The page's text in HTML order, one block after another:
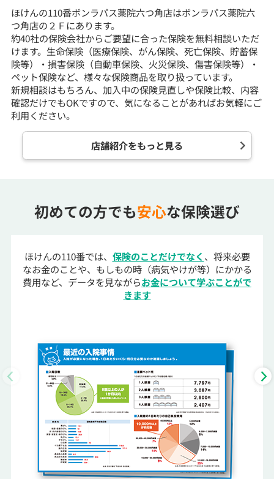
ほけんの110番ボンラパス薬院六つ角店はボンラパス薬院六
つ角店の２Ｆにあります。
約40社の保険会社からご要望に合った保険を無料相談いただ
けます。生命保険（医療保険、がん保険、死亡保険、貯蓄保
険等）・損害保険（自動車保険、火災保険、傷害保険等）・
ペット保険など、様々な保険商品を取り扱っています。
新規相談はもちろん、加入中の保険見直しや保険比較、内容
確認だけでもOKですので、気になることがあればお気軽にご
利用ください。
店舗紹介をもっと見る
初めての方でも安心な保険選び
ほけんの110番では、 保険のことだけでなく 、将来必要
なお金のことや、もしもの時（病気やけが等）にかかる
費用など、データを見ながらお金について学ぶことがで
きます